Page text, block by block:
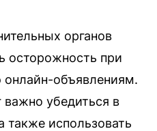
органов
осторожность при
онлайн-объявлениям.
убедиться в
также использовать